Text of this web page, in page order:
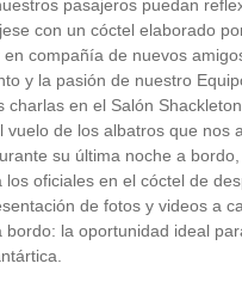
pasajeros puedan
con un cóctel elaborado
en compañía de nuevos
y la pasión de nuestro
charlas en el Salón
vuelo de los albatros que nos
su última noche a
los oficiales en el cóctel de
de fotos y videos a
bordo: la oportunidad ideal